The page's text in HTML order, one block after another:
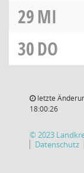
29MI
30DO
letzte
18:00:26
© 2023
Datenschutz